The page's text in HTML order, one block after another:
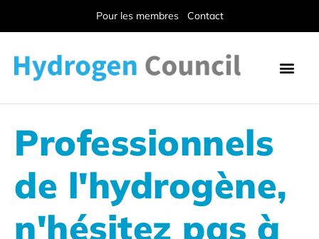
Pour les membres Contact
Professionnels
de l'hydrogène,
n'hésitez pas à